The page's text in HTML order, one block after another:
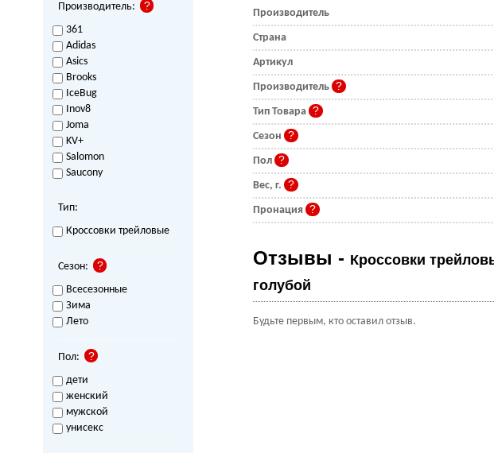
Производитель:
361
Adidas
Asics
Brooks
IceBug
Inov8
Joma
KV+
Salomon
Saucony
Тип:
Кроссовки трейловые
Сезон:
Всесезонные
Зима
Лето
Пол:
дети
женский
мужской
унисекс
Производитель
Страна
Артикул
Производитель
Тип Товара
Сезон
Пол
Вес, г.
Пронация
Отзывы - Кроссовки
голубой
Будьте первым, кто оставил отзыв.